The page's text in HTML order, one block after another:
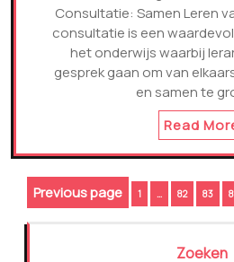
Consultatie: Samen Leren
consultatie is een
het onderwijs waarbij
gesprek gaan om van
en samen te
Read
Previous page 1 … Page
82 Page
83
Zoeken